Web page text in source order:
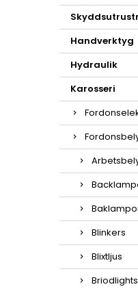
Handverktyg
Hydraulik
Karosseri
Blinkers
Blixtljus
Briodlights